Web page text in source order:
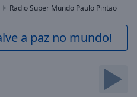
Radio Super Mundo Paulo Pintao
a paz no mundo!